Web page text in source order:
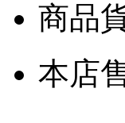
商品
本店